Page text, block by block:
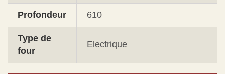
Profondeur 610
Type de
four
Electrique